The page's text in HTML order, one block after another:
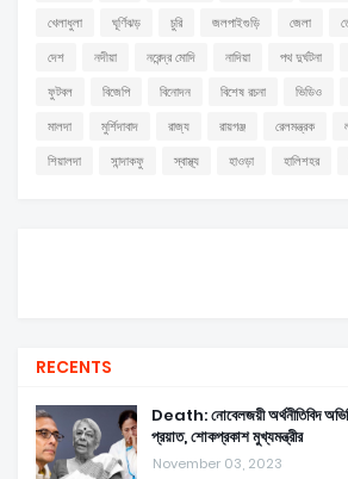
খেলাধুলা
ঘূর্ণিঝড় চুরি জলপাইগুড়ি জেলা
দেশ
নদীয়া নরেন্দ্র মোদি নাদিয়া পথ দুর্ঘটনা
ফুটবল
বিজেপি বিনোদন বিশেষ রচনা ভিডিও
মালদা
মুর্শিদাবাদ রাজ্য রায়গঞ্জ রেলমন্ত্রক
শিয়ালদা
সান্দাকফু স্বাস্থ্য হাওড়া হালিশহর
RECENTS
Death: নোবেলজয়ী অর্থনীতিবিদ
প্রয়াত, শোকপ্রকাশ মুখ্যমন্ত্রীর
November 03, 2023